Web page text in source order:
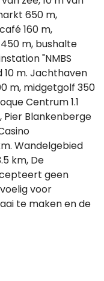
650 m,
160 m,
m, bushalte
"NMBS
10 m. Jachthaven
m, midgetgolf 350
Centrum 1.1
Pier Blankenberge
Wandelgebied
km, De
geen
voor
te maken en de